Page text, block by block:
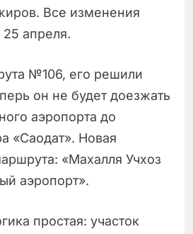
Все изменения
25 апреля.
№106, его решили
он не будет доезжать
аэропорта до
«Саодат». Новая
«Махалля Учхоз
аэропорт».
простая: участок